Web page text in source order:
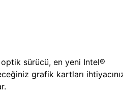
sürücü, en yeni Intel®
grafik kartları